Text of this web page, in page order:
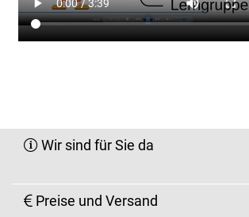
Wir sind für Sie da
Preise und Versand